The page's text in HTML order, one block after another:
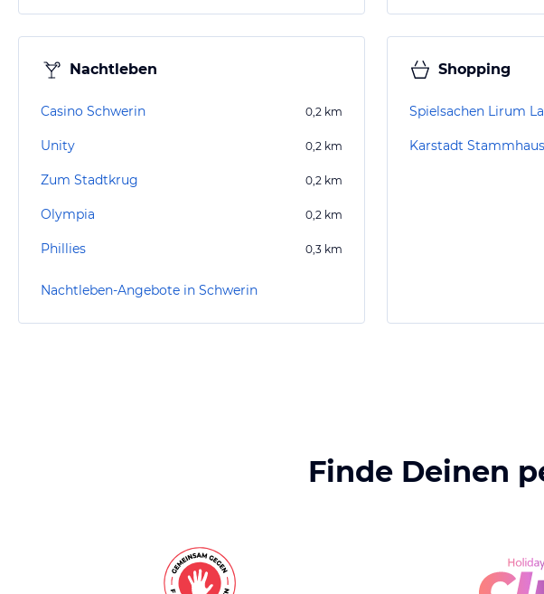
Nachtleben
Casino Schwerin 0,2 km
Unity 0,2 km
Zum Stadtkrug 0,2 km
Olympia 0,2 km
Phillies 0,3 km
Nachtleben-Angebote in Schwerin
Shopping
Spielsachen Lirum
Karstadt Stammhaus
Finde Deinen